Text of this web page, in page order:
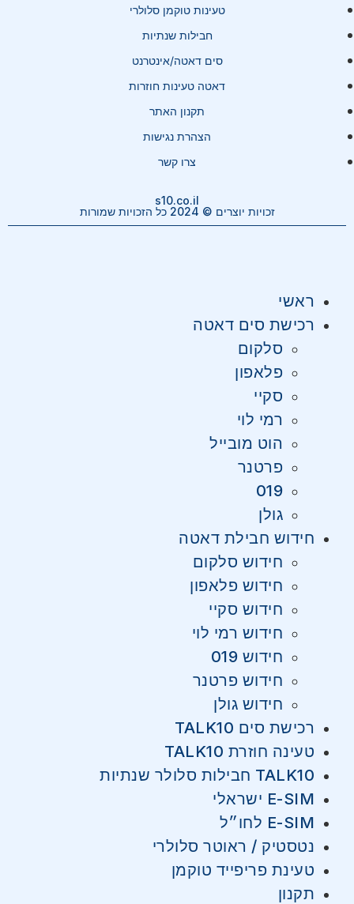
טעינות טוקמן סלולרי
חבילות שנתיות
סים דאטה/אינטרנט
דאטה טעינות חוזרות
תקנון האתר
הצהרת נגישות
צרו קשר
s10.co.il
זכויות יוצרים © 2024 כל הזכויות שמורות
ראשי
רכישת סים דאטה
סלקום
פלאפון
סקיי
רמי לוי
הוט מובייל
פרטנר
019
גולן
חידוש חבילת דאטה
חידוש סלקום
חידוש פלאפון
חידוש סקיי
חידוש רמי לוי
חידוש 019
חידוש פרטנר
חידוש גולן
רכישת סים TALK10
טעינה חוזרת TALK10
TALK10 חבילות סלולר שנתיות
E-SIM ישראלי
E-SIM לחו״ל
נטסטיק / ראוטר סלולרי
טעינת פריפייד טוקמן
תקנון